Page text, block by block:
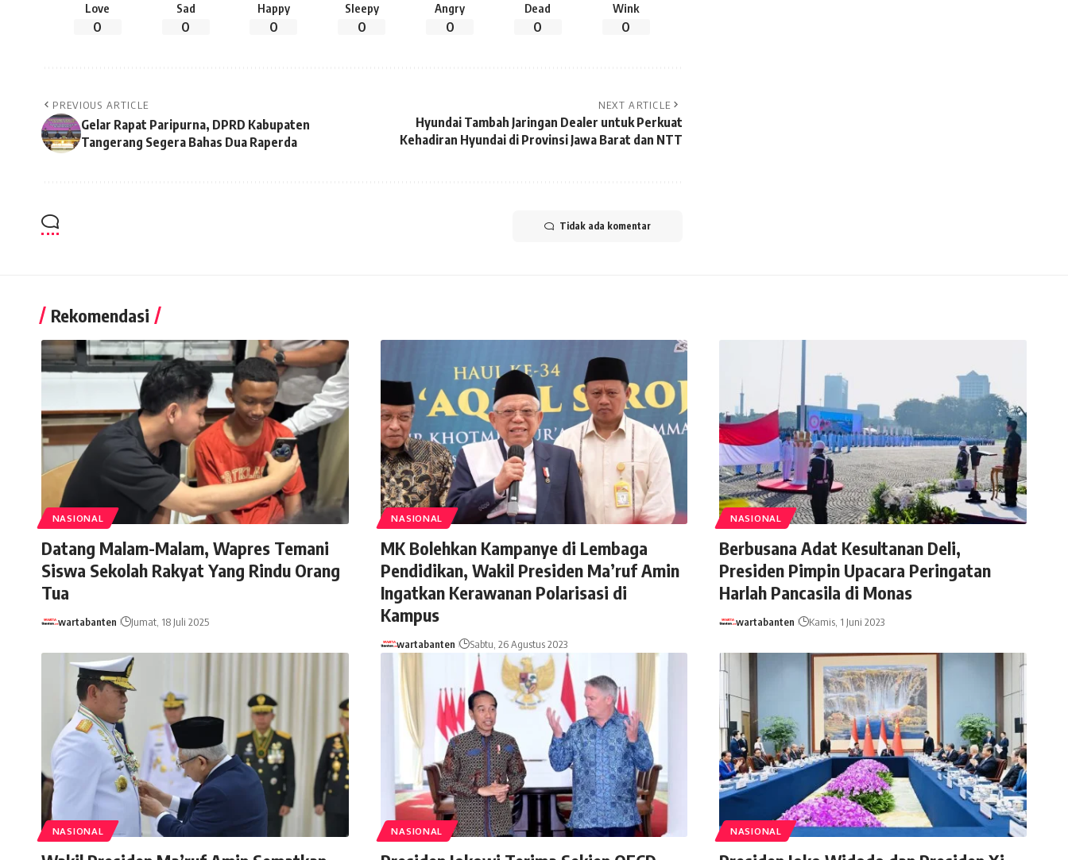
Love
0
Sad
0
Happy
0
Sleepy
0
Angry
0
Dead
0
Wink
0
PREVIOUS ARTICLE
Gelar Rapat Paripurna, DPRD Kabupaten
Tangerang Segera Bahas Dua Raperda
NEXT ARTICLE
Hyundai Tambah Jaringan Dealer untuk Perkuat
Kehadiran Hyundai di Provinsi Jawa Barat dan NTT
Tidak ada komentar
Rekomendasi
NASIONAL
Datang Malam-Malam, Wapres Temani
Siswa Sekolah Rakyat Yang Rindu Orang
Tua
wartabanten Jumat, 18 Juli 2025
NASIONAL
MK Bolehkan Kampanye di Lembaga
Pendidikan, Wakil Presiden Ma’ruf Amin
Ingatkan Kerawanan Polarisasi di
Kampus
wartabanten Sabtu, 26 Agustus 2023
NASIONAL
Berbusana Adat Kesultanan Deli,
Presiden Pimpin Upacara Peringatan
Harlah Pancasila di Monas
wartabanten Kamis, 1 Juni 2023
NASIONAL NASIONAL NASIONAL